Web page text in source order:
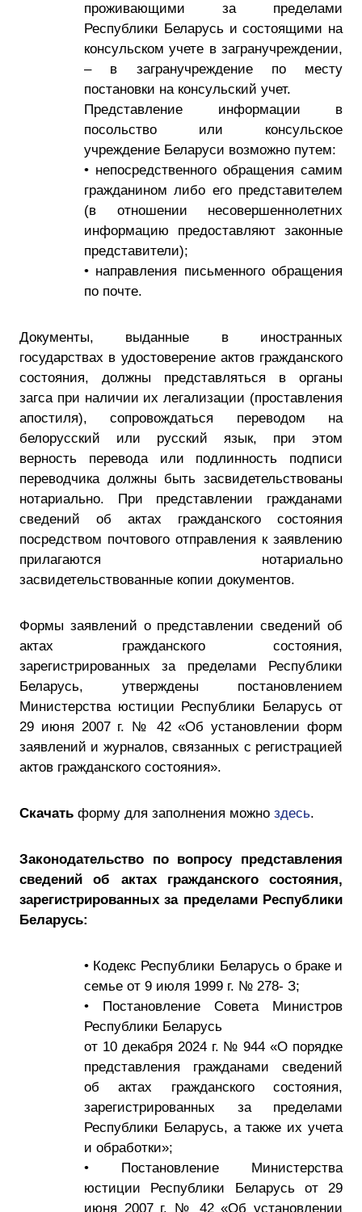
проживающими за пределами
Республики Беларусь и состоящими на
консульском учете в загранучреждении,
– в загранучреждение по месту
постановки на консульский учет.
Представление информации в
посольство или консульское
учреждение Беларуси возможно путем:
• непосредственного обращения самим
гражданином либо его представителем
(в отношении несовершеннолетних
информацию предоставляют законные
представители);
• направления письменного обращения
по почте.
Документы, выданные в иностранных
государствах в удостоверение актов гражданского
состояния, должны представляться в органы
загса при наличии их легализации (проставления
апостиля), сопровождаться переводом на
белорусский или русский язык, при этом
верность перевода или подлинность подписи
переводчика должны быть засвидетельствованы
нотариально. При представлении гражданами
сведений об актах гражданского состояния
посредством почтового отправления к заявлению
прилагаются нотариально
засвидетельствованные копии документов.
Формы заявлений о представлении сведений об
актах гражданского состояния,
зарегистрированных за пределами Республики
Беларусь, утверждены постановлением
Министерства юстиции Республики Беларусь от
29 июня 2007 г. № 42 «Об установлении форм
заявлений и журналов, связанных с регистрацией
актов гражданского состояния».
Скачать форму для заполнения можно здесь.
Законодательство по вопросу представления
сведений об актах гражданского состояния,
зарегистрированных за пределами Республики
Беларусь:
• Кодекс Республики Беларусь о браке и
семье от 9 июля 1999 г. № 278- З;
• Постановление Совета Министров
Республики Беларусь
от 10 декабря 2024 г. № 944 «О порядке
представления гражданами сведений
об актах гражданского состояния,
зарегистрированных за пределами
Республики Беларусь, а также их учета
и обработки»;
• Постановление Министерства
юстиции Республики Беларусь от 29
июня 2007 г. № 42 «Об установлении